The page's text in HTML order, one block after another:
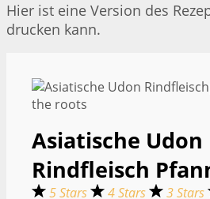
Hier ist eine Version des
drucken kann.
Asiatische Udon
Rindfleisch
5 Stars 4 Stars 3 Stars